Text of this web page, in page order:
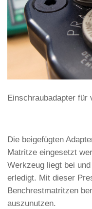
Einschraubadapter für
Die beigefügten
Matritze eingesetzt
Werkzeug liegt bei
erledigt. Mit dieser
Benchrestmatritzen
auszunutzen.